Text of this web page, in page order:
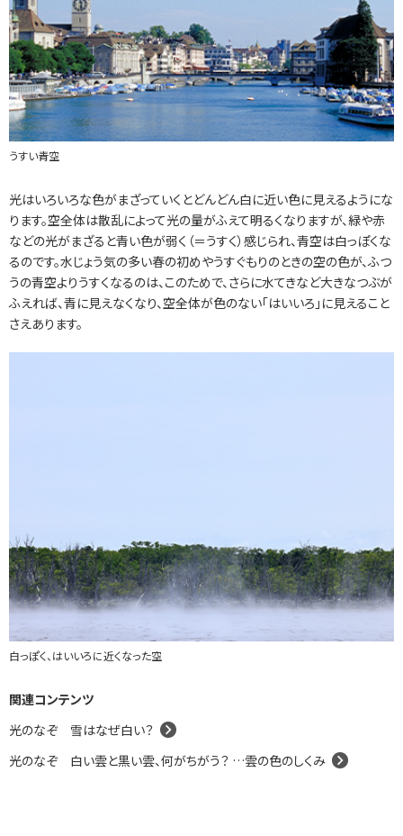
うすい青空
光はいろいろな色がまざっていくとどんどん白に近い色に見えるようにな
ります。空全体は散乱によって光の量がふえて明るくなりますが、緑や赤
などの光がまざると青い色が弱く（＝うすく）感じられ、青空は白っぽくな
るのです。水じょう気の多い春の初めやうすぐもりのときの空の色が、ふつ
うの青空よりうすくなるのは、このためで、さらに水てきなど大きなつぶが
ふえれば、青に見えなくなり、空全体が色のない「はいいろ」に見えること
さえあります。
白っぽく、はいいろに近くなった空
関連コンテンツ
光のなぞ 雪はなぜ白い？
光のなぞ 白い雲と黒い雲、何がちがう？ …雲の色のしくみ